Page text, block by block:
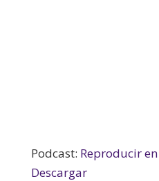
Podcast: Reproducir
Descargar